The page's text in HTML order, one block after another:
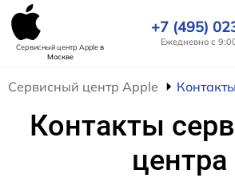
Сервисный центр Appleв
Москве
+7 (495)
Ежедневно с
Сервисный центр Apple Контакты
Контакты
центра